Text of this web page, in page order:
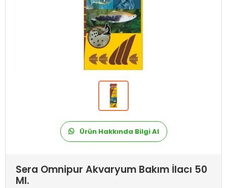
Ürün Hakkında Bilgi Al
Sera Omnipur Akvaryum Bakım İlacı 50
Ml.